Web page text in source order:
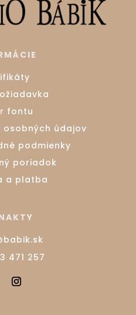
fontu
osobných údajov
podmienky
poriadok
a platba
471 257